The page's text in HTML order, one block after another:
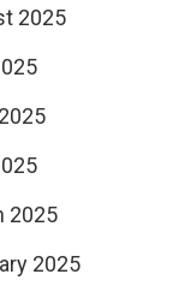
2025
2025
2025